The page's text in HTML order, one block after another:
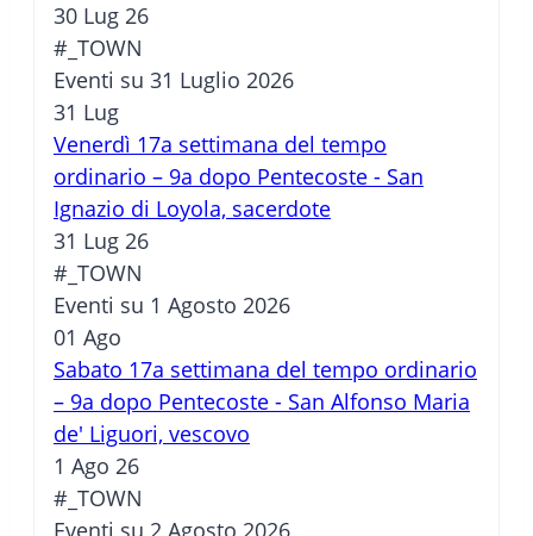
30 Lug 26
#_TOWN
Eventi su 31 Luglio 2026
31 Lug
Venerdì 17a settimana del tempo
ordinario – 9a dopo Pentecoste - San
Ignazio di Loyola, sacerdote
31 Lug 26
#_TOWN
Eventi su 1 Agosto 2026
01 Ago
Sabato 17a settimana del tempo ordinario
– 9a dopo Pentecoste - San Alfonso Maria
de' Liguori, vescovo
1 Ago 26
#_TOWN